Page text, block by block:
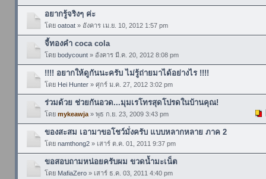
อยากรู้จริงๆ ค่ะ
โดย oatoat» อังคาร เม.ย. 10, 2012 1:57 pm
จี้ทองคำ coca cola
โดย bodycount» อังคาร มี.ค. 20, 2012 8:08 pm
!!!! อยากให้ดูกันนะครับ ไม่รู้ถ่ายมาได้อย่างไร !!!!
โดย Hei Hunter» ศุกร์ ม.ค. 27, 2012 3:02 pm
ร่วมด้วย ช่วยกันอวด...มุมเรโทรสุดโปรดในบ้านคุณ!
โดย mykeawja» พุธ ก.ย. 23, 2009 3:43 pm
ของสะสม เอามาขอโชว์มั่งครับ แบบหลากหลาย ภาค 2
โดย namthong2» เสาร์ ต.ค. 01, 2011 9:37 pm
ขอสอบถามหน่อยครับผม ขวดน้ำมะเน็ต
โดย MafiaZero» เสาร์ ธ.ค. 03, 2011 4:40 pm